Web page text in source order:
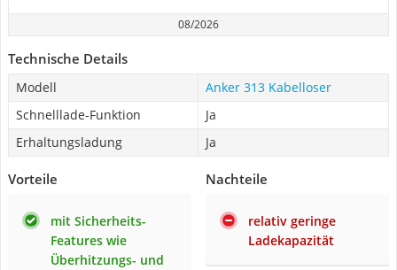
08/2026
Technische Details
Modell
Anker 313 Kabelloser
Schnelllade-Funktion
Ja
Erhaltungsladung
Ja
Vorteile
mit Sicherheits-
Features wie
Überhitzungs- und
Nachteile
relativ geringe
Ladekapazität